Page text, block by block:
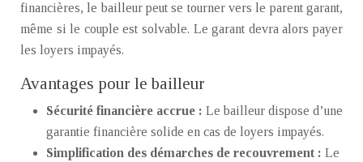
financières, le bailleur peut se tourner vers le parent garant,
même si le couple est solvable. Le garant devra alors payer
les loyers impayés.
Avantages pour le bailleur
Sécurité financière accrue : Le bailleur dispose d’une
garantie financière solide en cas de loyers impayés.
Simplification des démarches de recouvrement : Le